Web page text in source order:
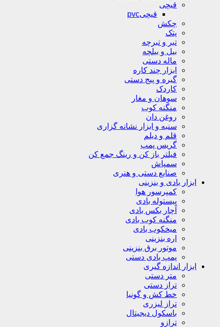
قیچی
قیچیpvc
چکش
پتک
تبر و تبرچه
بیل و بیلچه
ماله دستی
ابزار چند کاره
گیره و پیج دستی
کاردک
سوهان و مغار
منگنه کوب
روغن دان
سنبه و ابزار نشانه گزاری
قلم و دیلم
گریس پمپ
فیلتر باز کن و رینگ جمع کن
سمپاش
صنایع دستی و هنری
ابزار بادی و بنزینی
کمپرسور هوا
پیستوله بادی
آچار بکس بادی
منگنه کوب بادی
میخکوب بادی
اره بنزینی
موتور برق بنزینی
پمپ بادی دستی
ابزار اندازه گیری
متر دستی
تراز دستی
خط کش و گونیا
تراز لیزری
باسکول دیجیتال
ترازو